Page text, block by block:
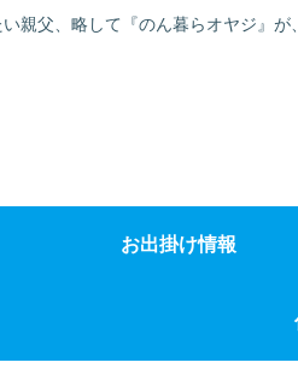
親父、略して『のん暮らオヤジ』
お出掛け情報